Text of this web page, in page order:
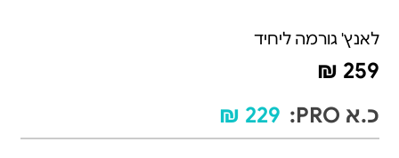
לאנץ' גורמה ליחיד
259 ₪
כ.א PRO:
229 ₪